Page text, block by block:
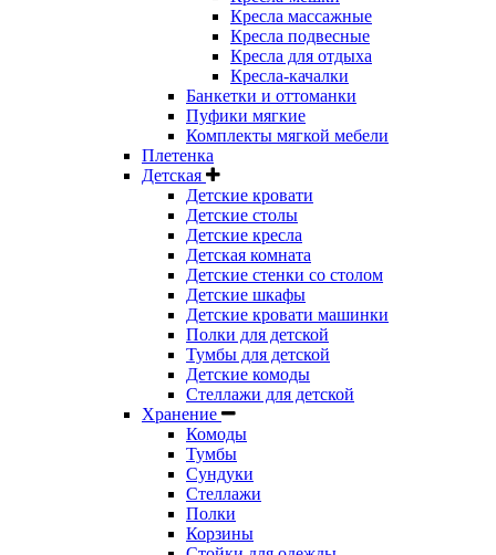
Кресла массажные
Кресла подвесные
Кресла для отдыха
Кресла-качалки
Банкетки и оттоманки
Пуфики мягкие
Комплекты мягкой мебели
Плетенка
Детская
Детские кровати
Детские столы
Детские кресла
Детская комната
Детские стенки со столом
Детские шкафы
Детские кровати машинки
Полки для детской
Тумбы для детской
Детские комоды
Стеллажи для детской
Хранение
Комоды
Тумбы
Сундуки
Стеллажи
Полки
Корзины